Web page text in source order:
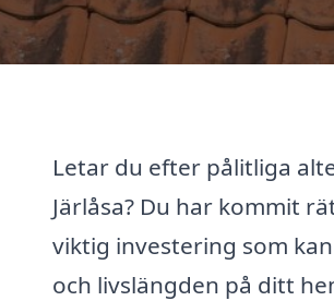
Letar du efter pålitliga
Järlåsa? Du har kommit
viktig investering som
och livslängden på ditt